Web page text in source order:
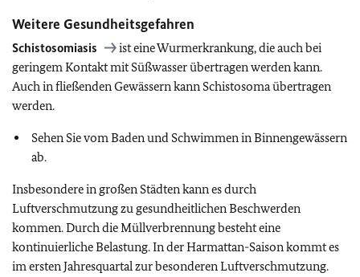
Weitere Gesundheitsgefahren
Schistosomiasis
ist eine Wurmerkrankung, die auch bei
geringem Kontakt mit Süßwasser übertragen werden kann.
Auch in fließenden Gewässern kann Schistosoma übertragen
werden.
Sehen Sie vom Baden und Schwimmen in Binnengewässern
ab.
Insbesondere in großen Städten kann es durch
Luftverschmutzung zu gesundheitlichen Beschwerden
kommen. Durch die Müllverbrennung besteht eine
kontinuierliche Belastung. In der Harmattan-Saison kommt es
im ersten Jahresquartal zur besonderen Luftverschmutzung.